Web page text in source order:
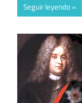
Seguir leyendo